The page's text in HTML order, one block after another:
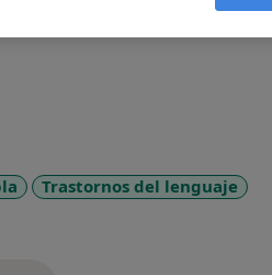
Trastornos del lenguaje